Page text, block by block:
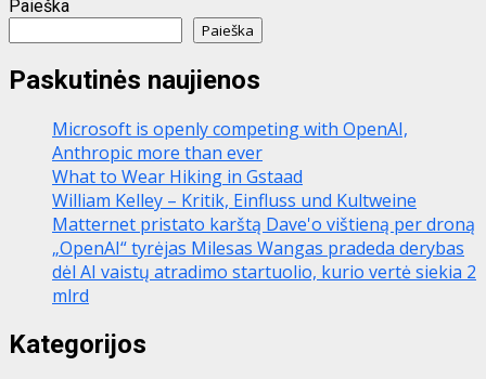
puslapiavimas
Paieška
Paieška
Paskutinės naujienos
Microsoft is openly competing with OpenAI,
Anthropic more than ever
What to Wear Hiking in Gstaad
William Kelley – Kritik, Einfluss und Kultweine
Matternet pristato karštą Dave'o vištieną per droną
„OpenAI“ tyrėjas Milesas Wangas pradeda derybas
dėl AI vaistų atradimo startuolio, kurio vertė siekia 2
mlrd
Kategorijos